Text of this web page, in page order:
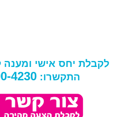
לקבלת יחס אישי ומענה
התקשרו: 4230